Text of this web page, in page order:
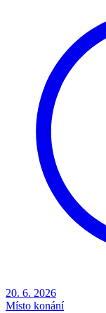
20. 6. 2026
Místo konání